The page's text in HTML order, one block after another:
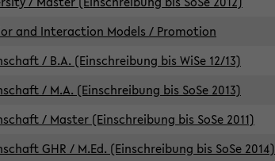
and Interaction Models / Promotion
/ B.A. (Einschreibung bis WiSe 12/13)
/ M.A. (Einschreibung bis SoSe 2013)
/ Master (Einschreibung bis SoSe 2011)
GHR / M.Ed. (Einschreibung bis SoSe 2014)